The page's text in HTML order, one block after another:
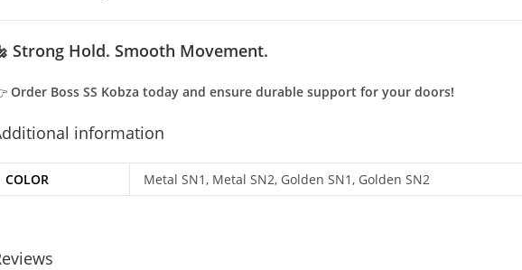
Strong Hold. Smooth Movement.
Order Boss SS Kobza today and ensure durable support for your doors!
information
COLOR Metal SN1, Metal SN2, Golden SN1, Golden SN2